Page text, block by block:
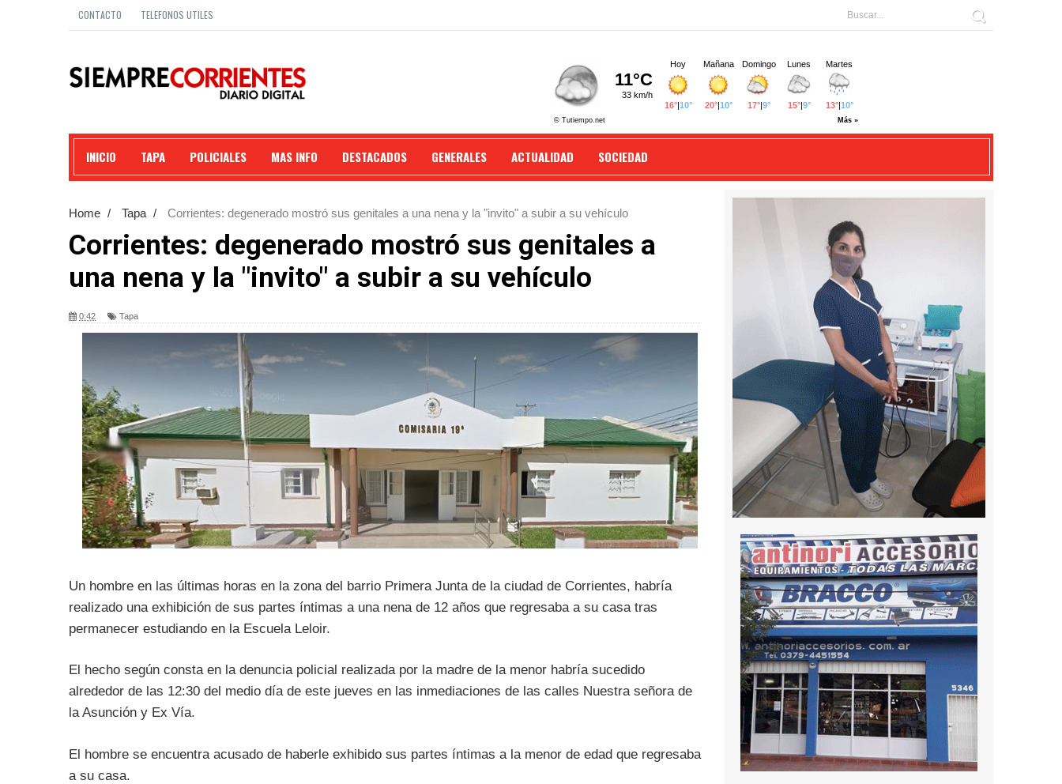
CONTACTO TELEFONOS UTILES
INICIO TAPA POLICIALES MAS INFO DESTACADOS GENERALES ACTUALIDAD SOCIEDAD
Home / Tapa / Corrientes: degenerado mostró sus genitales a una nena y la "invito" a subir a su vehículo
Corrientes: degenerado mostró sus genitales a
una nena y la "invito" a subir a su vehículo
0:42 Tapa
Un hombre en las últimas horas en la zona del barrio Primera Junta de la ciudad de Corrientes, habría
realizado una exhibición de sus partes íntimas a una nena de 12 años que regresaba a su casa tras
permanecer estudiando en la Escuela Leloir.
El hecho según consta en la denuncia policial realizada por la madre de la menor habría sucedido
alrededor de las 12:30 del medio día de este jueves en las inmediaciones de las calles Nuestra señora de
la Asunción y Ex Vía.
El hombre se encuentra acusado de haberle exhibido sus partes íntimas a la menor de edad que regresaba
a su casa.